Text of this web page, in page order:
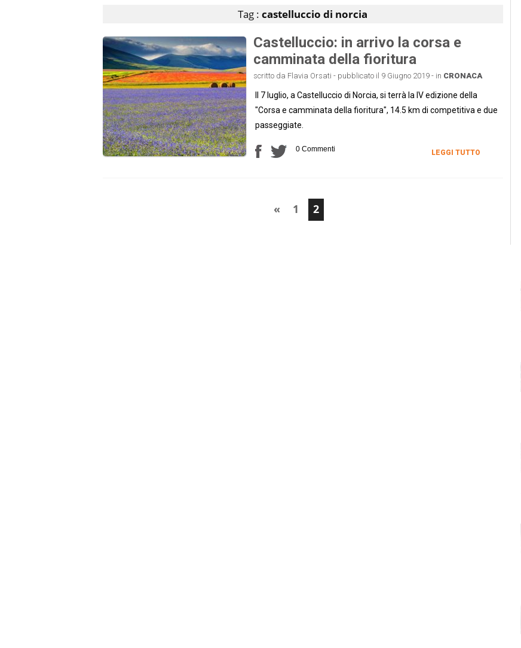
Tag : castelluccio di norcia
Castelluccio: in arrivo la corsa e
camminata della fioritura
scritto da Flavia Orsati - pubblicato il 9 Giugno 2019 - in CRONACA
Il 7 luglio, a Castelluccio di Norcia, si terrà la IV edizione della
"Corsa e camminata della fioritura", 14.5 km di competitiva e due
passeggiate.
0 Commenti LEGGI TUTTO
« 1 2